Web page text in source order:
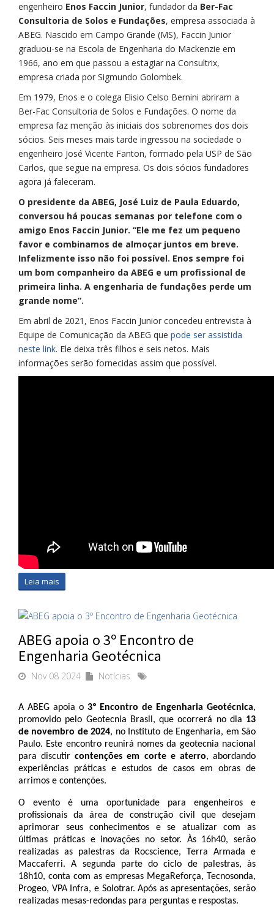
engenheiro Enos Faccin Junior, fundador da Ber-Fac
Consultoria de Solos e Fundações, empresa associada à
ABEG. Nascido em Campo Grande (MS), Faccin Junior
graduou-se na Escola de Engenharia do Mackenzie em
1966, ano em que passou a estagiar na Consultrix,
empresa criada por Sigmundo Golombek.
Em 1979, Enos e o colega Elisio Celso Bernini abriram a
Ber-Fac Consultoria de Solos e Fundações. O nome da
empresa faz menção às iniciais dos sobrenomes dos dois
sócios. Seis meses mais tarde ingressou na sociedade o
engenheiro José Vicente Fanton, formado pela USP de São
Carlos, que segue na empresa. Os dois sócios fundadores
agora já faleceram.
O presidente da ABEG, José Luiz de Paula Eduardo,
conversou há poucas semanas por telefone com o
amigo Enos Faccin Junior. “Ele me fez um pequeno
favor e combinamos de almoçar juntos em breve.
Infelizmente isso não foi possível. Enos sempre foi
um bom companheiro da ABEG e um profissional de
primeira linha. A engenharia de fundações perde um
grande nome”.
Em abril de 2021, Enos Faccin Junior concedeu entrevista à
Equipe de Comunicação da ABEG que pode ser assistida
neste link. Ele deixa três filhos e seis netos. Mais
informações serão fornecidas assim que possível.
Leia mais
ABEG apoia o 3º Encontro de
Engenharia Geotécnica
Nov 08 2024 Notícias
A ABEG apoia o 3º Encontro de Engenharia Geotécnica,
promovido pelo Geotecnia Brasil, que ocorrerá no dia 13
de novembro de 2024, no Instituto de Engenharia, em São
Paulo. Este encontro reunirá nomes da geotecnia nacional
para discutir contenções em corte e aterro, abordando
experiências práticas e estudos de casos em obras de
arrimos e contenções.
O evento é uma oportunidade para engenheiros e
profissionais da área de construção civil que desejam
aprimorar seus conhecimentos e se atualizar com as
últimas práticas e inovações no setor. Às 16h40, serão
realizadas as palestras da Rocscience, Terra Armada e
Maccaferri. A segunda parte do ciclo de palestras, às
18h10, conta com as empresas MegaReforça, Tecnosonda,
Progeo, VPA Infra, e Solotrar. Após as apresentações, serão
realizadas mesas-redondas para perguntas e respostas.